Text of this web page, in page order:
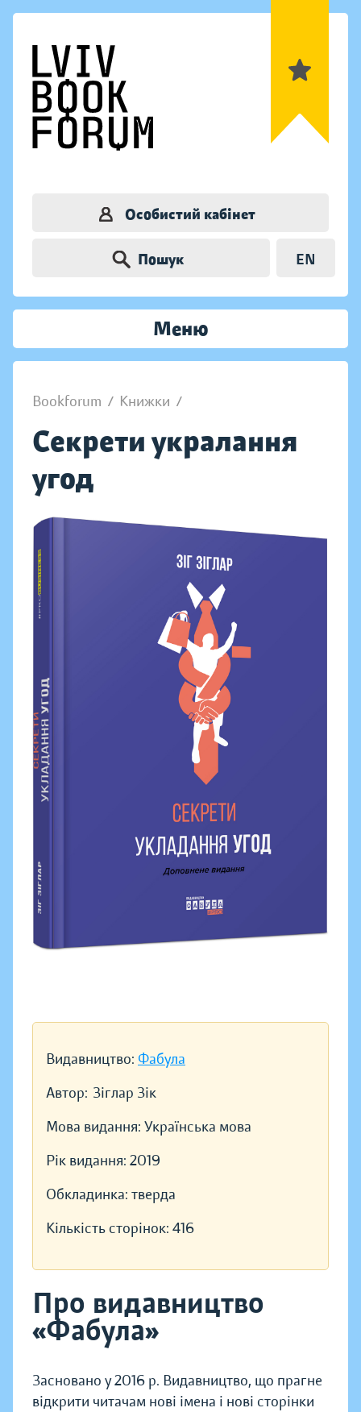
Особистий кабінет
Пошук EN
Меню
Bookforum / Книжки /
Секрети укралання
угод
Видавництво: Фабула
Автор: Зіглар Зік
Мова видання: Українська мова
Рік видання: 2019
Обкладинка: тверда
Кількість сторінок: 416
Про видавництво
«Фабула»
Засновано у 2016 р. Видавництво, що прагне
відкрити читачам нові імена і нові сторінки